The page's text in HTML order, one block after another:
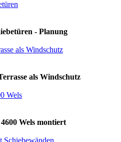
- Planung
als Windschutz
Wels montiert